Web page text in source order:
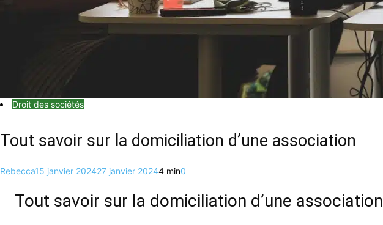
Droit des sociétés
Tout savoir sur la domiciliation d’une association
Rebecca15 janvier 202427 janvier 20244 min0
Tout savoir sur la domiciliation d’une association